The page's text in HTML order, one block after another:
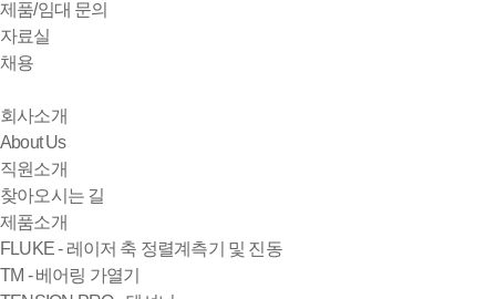
제품/임대 문의
자료실
채용
회사소개
About Us
직원소개
찾아오시는 길
제품소개
FLUKE - 레이저 축 정렬계측기 및 진동
TM - 베어링 가열기